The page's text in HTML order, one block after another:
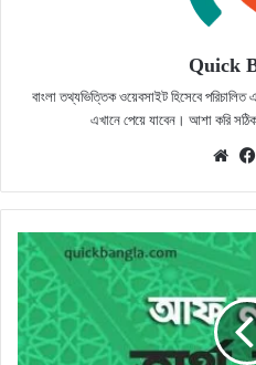
Quick
বাংলা তথ্যভিত্তিক ওয়েবসাইট হিসেবে
এখানে পেয়ে যাবেন। আশা করি
আফ
নামের
অর্থ
কি?
সঠিক
জানুন